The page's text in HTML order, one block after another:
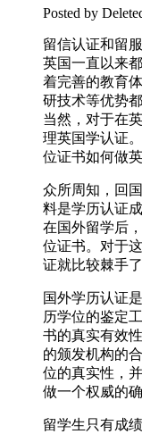
Posted by
留信认证和留
英国一直以来
着完善的教育
研技术等优势
当然，对于在
理英国学认证
位证书如何做
众所周知，回
料是学历认证
在国外留学后
位证书。对于
证就比较棘手了
国外学历认证
历学位的鉴定
书的真实有效
的颁发机构的
位的真实性，
做一个权威的
留学生只有成